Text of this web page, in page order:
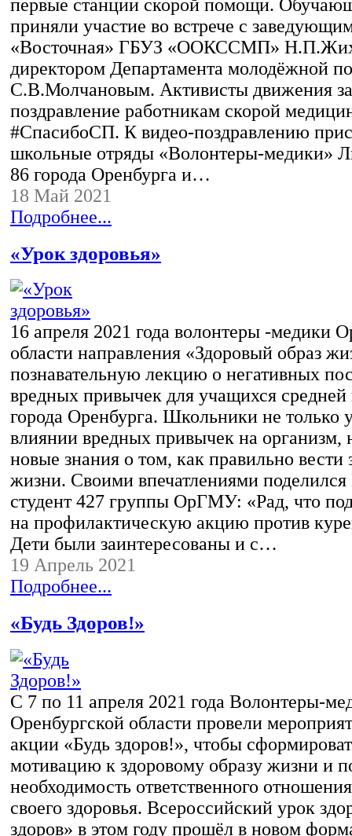
первые станции скорой помощи.
приняли участие во встрече с
«Восточная» ГБУЗ «ООКССМП»
директором Департамента молодёжной
С.В.Молчановым. Активисты движения
поздравление работникам скорой
#СпасибоСП. К видео-поздравлению
школьные отряды «Волонтеры-медики»
86 города Оренбурга и…
18 Май 2021
Подробнее...
«Урок здоровья»
16 апреля 2021 года волонтеры -медики
области направления «Здоровый образ
познавательную лекцию о негативных
вредных привычек для учащихся
города Оренбурга. Школьники не только
влиянии вредных привычек на организм,
новые знания о том, как правильно вести
жизни. Своими впечатлениями
студент 427 группы ОрГМУ: «Рад, что
на профилактическую акцию против
Дети были заинтересованы и с…
19 Апрель 2021
Подробнее...
«Будь Здоров!»
С 7 по 11 апреля 2021 года Волонтеры-
Оренбургской области провели
акции «Будь здоров!», чтобы
мотивацию к здоровому образу жизни и
необходимость ответственного
своего здоровья. Всероссийский урок
здоров» в этом году прошёл в новом